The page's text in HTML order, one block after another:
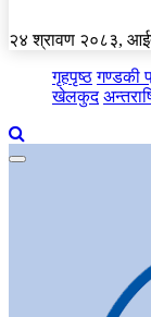
२४ श्रावण २०८३,
गृहपृष्ठ गण्डकी
खेलकुद